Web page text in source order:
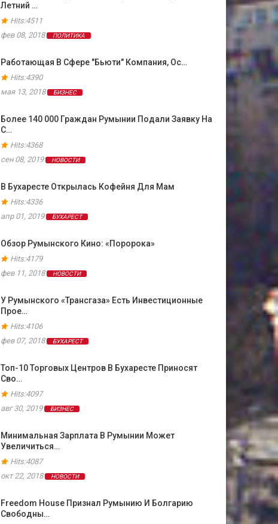
Летний …
Hits:4511
фев 08, 2018
ПОЛИТИКА
Работающая В Сфере "бьюти" Компания, Ос…
Hits:4390
мая 13, 2018
БИЗНЕС
Более 140 000 Граждан Румынии Подали Заявку На
С…
Hits:4368
сен 08, 2019
НОВОСТИ
В Бухаресте Открылась Кофейня Для Мам
Hits:4336
апр 01, 2019
БУХАРЕСТ
Обзор Румынского Кино: «Поророка»
Hits:4179
фев 11, 2018
НОВОСТИ
У Румынского «Трансгаза» Есть Инвестиционные
Прое…
Hits:4106
фев 07, 2018
БУХАРЕСТ
Топ-10 Торговых Центров В Бухаресте Приносят
Сво…
Hits:4097
авг 30, 2019
БИЗНЕС
Минимальная Зарплата В Румынии Может
Увеличиться…
Hits:4087
окт 22, 2018
НОВОСТИ
Freedom House Признал Румынию И Болгарию
Свободны…